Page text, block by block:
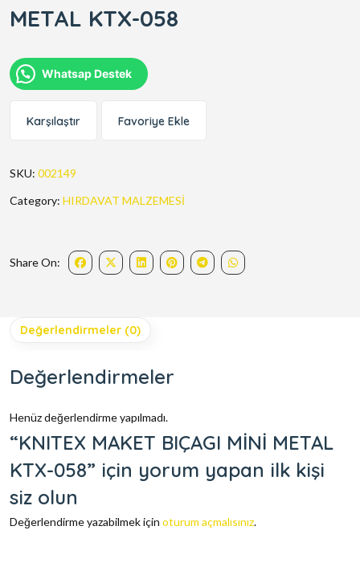
METAL KTX-058
Whatsap Destek
Karşılaştır Favoriye Ekle
SKU: 002149
Category: HIRDAVAT MALZEMESİ
Share On:
Değerlendirmeler (0)
Değerlendirmeler
Henüz değerlendirme yapılmadı.
“KNITEX MAKET BIÇAGI MİNİ METAL
KTX-058” için yorum yapan ilk kişi
siz olun
Değerlendirme yazabilmek için oturum açmalısınız.